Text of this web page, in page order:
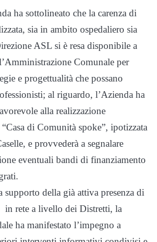
ha sottolineato che la carenza di
sia in ambito ospedaliero sia
ASL si è resa disponibile a
Comunale per
e progettualità che possano
al riguardo, l’Azienda ha
alla realizzazione
di Comunità spoke”, ipotizzata
e provvederà a segnalare
eventuali bandi di finanziamento
supporto della già attiva presenza di
rete a livello dei Distretti, la
ha manifestato l’impegno a